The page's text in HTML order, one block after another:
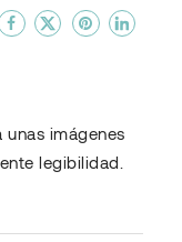
imágenes
legibilidad.